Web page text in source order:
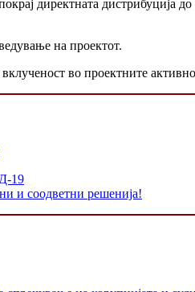
директната дистрибуција
на проектот.
во проектните
19
и соодветни решенија!